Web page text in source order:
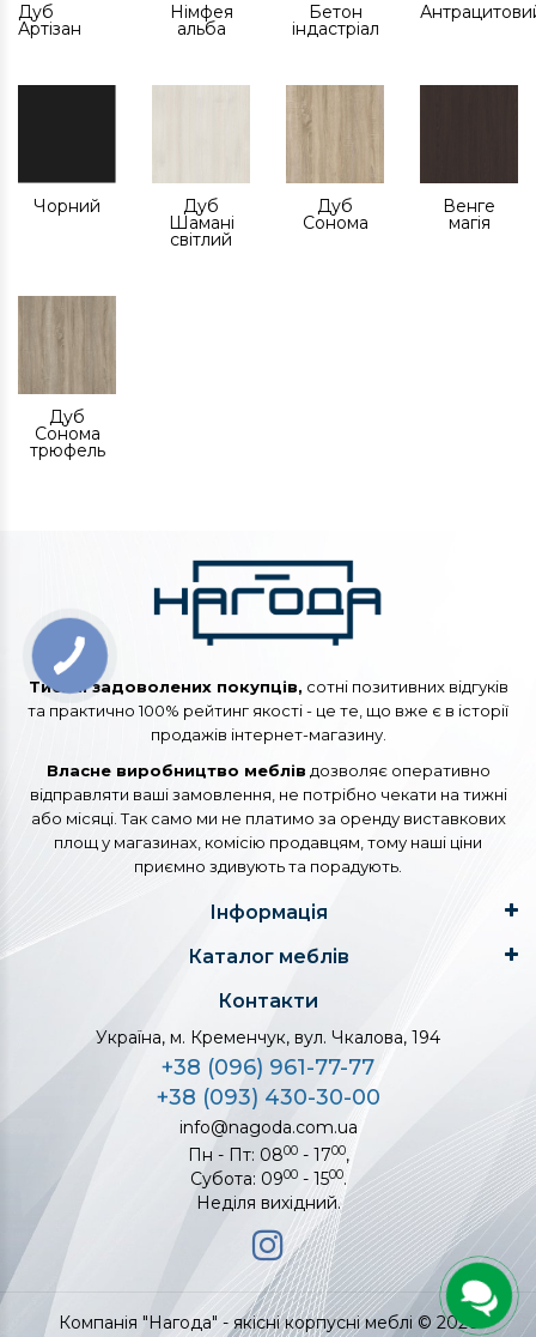
Дуб
Артізан
Німфея
альба
Бетон
індастріал
Чорний Дуб
Шамані
світлий
Дуб
Сонома
Венге
магія
Дуб
Сонома
трюфель
Тисячі задоволених покупців, сотні позитивних відгуків
та практично 100% рейтинг якості - це те, що вже є в історії
продажів інтернет-магазину.
Власне виробництво меблів дозволяє оперативно
відправляти ваші замовлення, не потрібно чекати на тижні
або місяці. Так само ми не платимо за оренду виставкових
площ у магазинах, комісію продавцям, тому наші ціни
приємно здивують та порадують.
Інформація
Каталог меблів
Контакти
Україна, м. Кременчук, вул. Чкалова, 194
+38 (096) 961-77-77
+38 (093) 430-30-00
info@nagoda.com.ua
Пн - Пт: 0800- 1700,
Субота: 0900- 1500.
Неділя вихідний.
Компанія "Нагода" - якісні корпусні меблі © 2026